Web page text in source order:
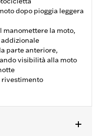
dopo pioggia leggera
la moto,
parte anteriore,
visibilità alla moto
rivestimento